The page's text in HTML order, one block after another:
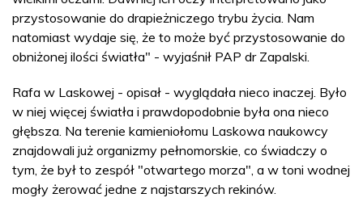
przystosowanie do drapieżniczego trybu życia. Nam
natomiast wydaje się, że to może być przystosowanie do
obniżonej ilości światła" - wyjaśnił PAP dr Zapalski.
Rafa w Laskowej - opisał - wyglądała nieco inaczej. Było
w niej więcej światła i prawdopodobnie była ona nieco
głębsza. Na terenie kamieniołomu Laskowa naukowcy
znajdowali już organizmy pełnomorskie, co świadczy o
tym, że był to zespół "otwartego morza", a w toni wodnej
mogły żerować jedne z najstarszych rekinów.